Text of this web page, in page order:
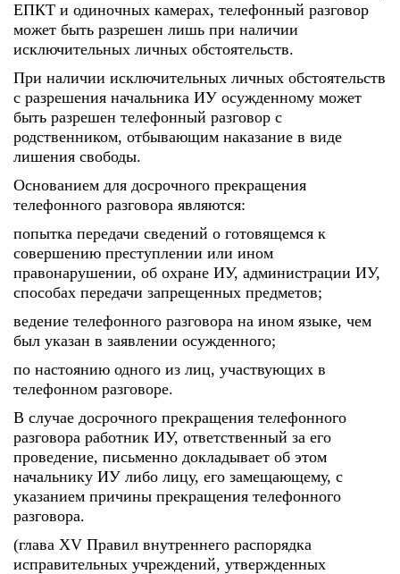
ЕПКТ и одиночных камерах, телефонный разговор
может быть разрешен лишь при наличии
исключительных личных обстоятельств.
При наличии исключительных личных обстоятельств
с разрешения начальника ИУ осужденному может
быть разрешен телефонный разговор с
родственником, отбывающим наказание в виде
лишения свободы.
Основанием для досрочного прекращения
телефонного разговора являются:
попытка передачи сведений о готовящемся к
совершению преступлении или ином
правонарушении, об охране ИУ, администрации ИУ,
способах передачи запрещенных предметов;
ведение телефонного разговора на ином языке, чем
был указан в заявлении осужденного;
по настоянию одного из лиц, участвующих в
телефонном разговоре.
В случае досрочного прекращения телефонного
разговора работник ИУ, ответственный за его
проведение, письменно докладывает об этом
начальнику ИУ либо лицу, его замещающему, с
указанием причины прекращения телефонного
разговора.
(глава XV Правил внутреннего распорядка
исправительных учреждений, утвержденных